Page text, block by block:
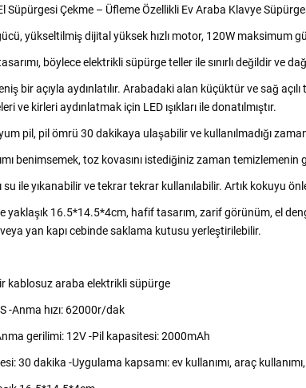
Süpürgesi Çekme – Üfleme Özellikli Ev Araba Klavye
yükseltilmiş dijital yüksek hızlı motor, 120W maksimum
böylece elektrikli süpürge teller ile sınırlı değildir ve
bir açıyla aydınlatılır. Arabadaki alan küçüktür ve sağ
ve kirleri aydınlatmak için LED ışıkları ile donatılmıştır.
pil, pil ömrü 30 dakikaya ulaşabilir ve kullanılmadığı
benimsemek, toz kovasını istediğiniz zaman temizlemenin
su ile yıkanabilir ve tekrar tekrar kullanılabilir. Artık kokuyu
yaklaşık 16.5*14.5*4cm, hafif tasarım, zarif görünüm, el
yan kapı cebinde saklama kutusu yerleştirilebilir.
kablosuz araba elektrikli süpürge
-Anma hızı: 62000r/dak
gerilimi: 12V -Pil kapasitesi: 2000mAh
30 dakika -Uygulama kapsamı: ev kullanımı, araç